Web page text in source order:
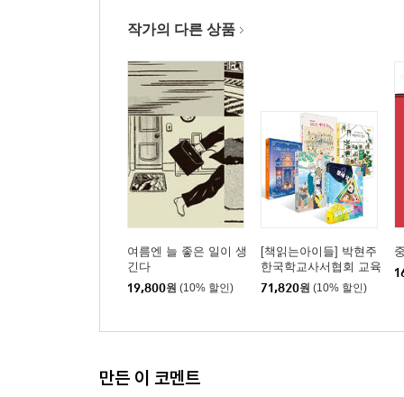
작가의 다른 상품
여름엔 늘 좋은 일이 생
긴다
19,800원 (10% 할인)
[책읽는아이들] 박현주
한국학교사서협회 교육
국장 추천 초등 5~6학
년 세트
71,820원 (10% 할인)
만든 이 코멘트